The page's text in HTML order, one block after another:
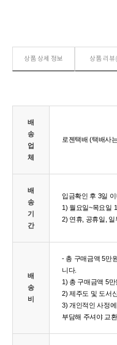
상품 상세 정보 상품 리뷰
배
송
업
체
로젠택배 (택배사
배
송
기
간
입금확인 후 3일
1) 월요일~목요일
2) 연휴, 공휴일,
배
송
비
- 총 구매금액 5만
니다.
1) 총 구매금액 5
2) 제주도 및 도서
3) 개인적인 사정
부담해 주셔야 교